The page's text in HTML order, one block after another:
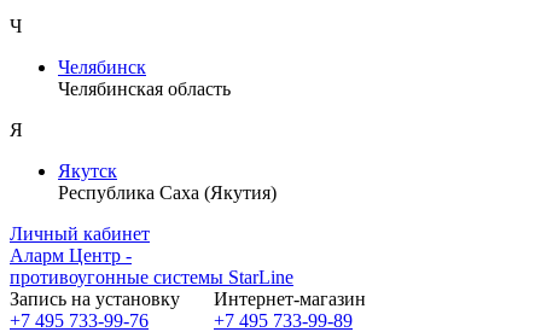
Ч
Челябинск
Челябинская область
Я
Якутск
Республика Саха (Якутия)
Личный кабинет
Аларм Центр -
противоугонные системы StarLine
Запись на установку
+7 495 733-99-76
Интернет-магазин
+7 495 733-99-89